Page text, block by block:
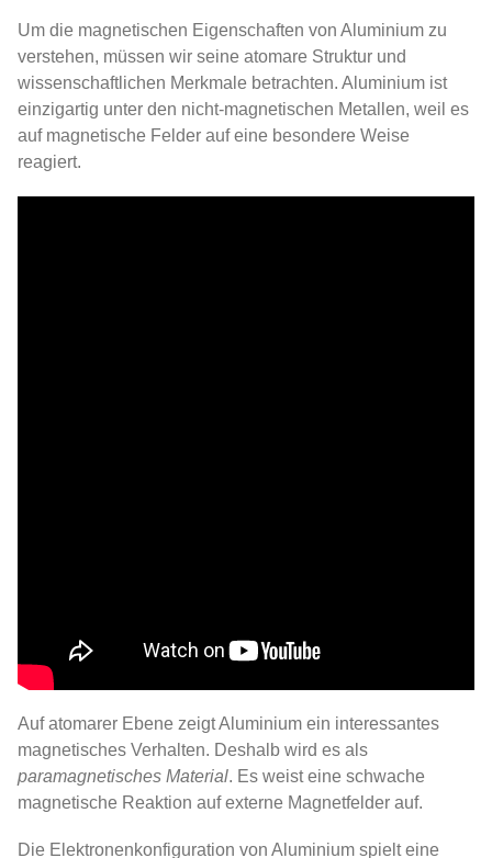
Um die magnetischen Eigenschaften von Aluminium zu
verstehen, müssen wir seine atomare Struktur und
wissenschaftlichen Merkmale betrachten. Aluminium ist
einzigartig unter den nicht-magnetischen Metallen, weil es
auf magnetische Felder auf eine besondere Weise
reagiert.
Auf atomarer Ebene zeigt Aluminium ein interessantes
magnetisches Verhalten. Deshalb wird es als
paramagnetisches Material. Es weist eine schwache
magnetische Reaktion auf externe Magnetfelder auf.
Die Elektronenkonfiguration von Aluminium spielt eine